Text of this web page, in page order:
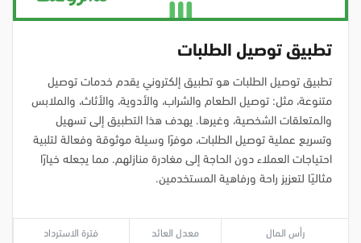
تطبيق توصيل الطلبات
تطبيق توصيل الطلبات هو تطبيق إلكتروني يقدم خدمات توصيل
متنوعة، مثل: توصيل الطعام والشراب، والأدوية، والأثاث، والملابس
والمتعلقات الشخصية، وغيرها. يهدف هذا التطبيق إلى تسهيل
وتسريع عملية توصيل الطلبات، موفرًا وسيلة موثوقة وفعالة لتلبية
احتياجات العملاء دون الحاجة إلى مغادرة منازلهم. مما يجعله خيارًا
مثاليًا لتعزيز راحة ورفاهية المستخدمين.
رأس المال معدل العائد فترة الاسترداد